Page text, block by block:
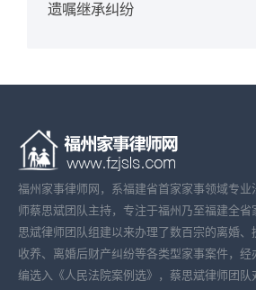
遗嘱继承纠纷
福州家事律师网，系福建省首家家事领域专
师蔡思斌团队主持，专注于福州乃至福建全
思斌律师团队组建以来办理了数百宗的离婚、
收养、离婚后财产纠纷等各类型家事案件，
编选入《人民法院案例选》，蔡思斌律师团队